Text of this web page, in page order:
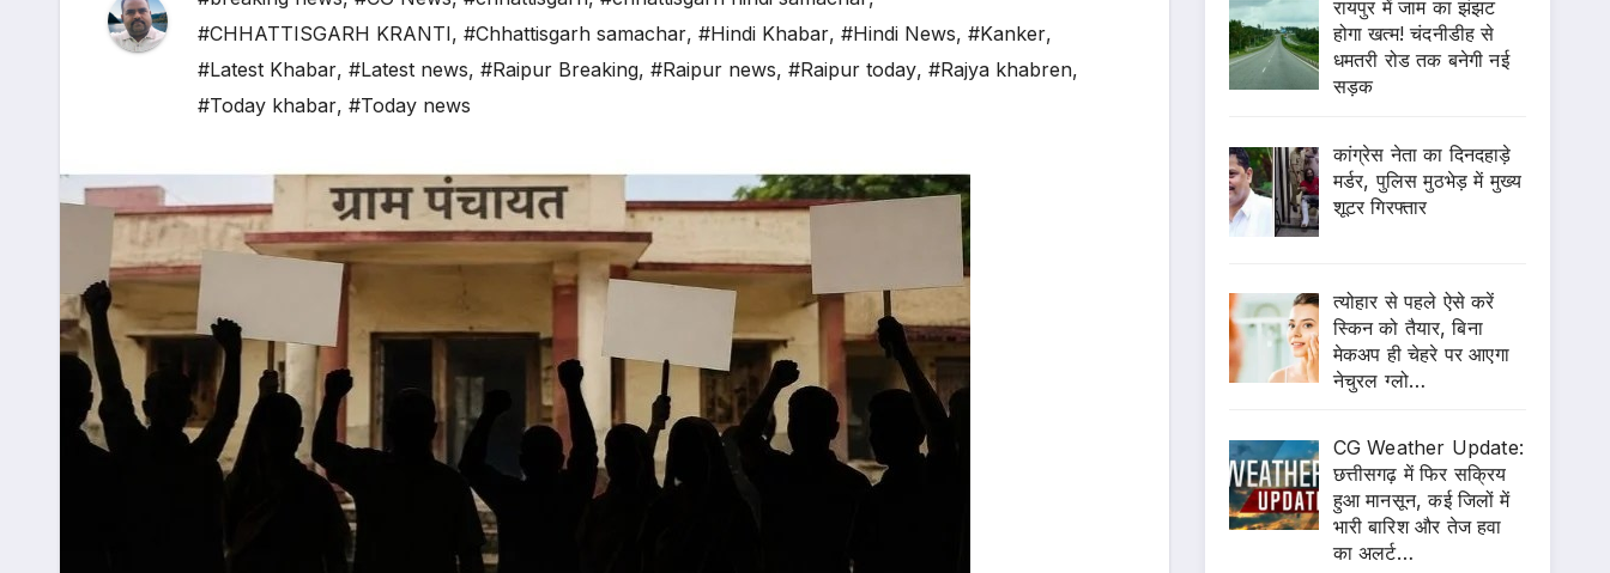
#CHHATTISGARH KRANTI, #Chhattisgarh samachar, #Hindi Khabar, #Hindi News, #Kanker,
#Latest Khabar, #Latest news, #Raipur Breaking, #Raipur news, #Raipur today, #Rajya khabren,
#Today khabar, #Today news
रायपुर में जाम का झंझट
होगा खत्म! चंदनीडीह से
धमतरी रोड तक बनेगी नई
सड़क
कांग्रेस नेता का दिनदहाड़े
मर्डर, पुलिस मुठभेड़ में मुख्य
शूटर गिरफ्तार
त्योहार से पहले ऐसे करें
स्किन को तैयार, बिना
मेकअप ही चेहरे पर आएगा
नेचुरल ग्लो…
CG Weather Update:
छत्तीसगढ़ में फिर सक्रिय
हुआ मानसून, कई जिलों में
भारी बारिश और तेज हवा
का अलर्ट…